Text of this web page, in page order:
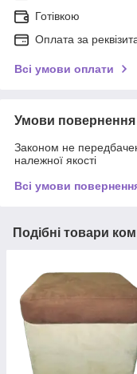
Готівкою
Оплата за
Всі умови оплати
Умови повернення
Законом не
належної якості
Всі умови
Подібні товари